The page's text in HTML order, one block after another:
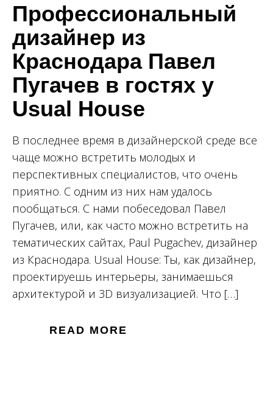
Профессиональный
дизайнер из
Краснодара Павел
Пугачев в гостях у
Usual House
В последнее время в дизайнерской среде все
чаще можно встретить молодых и
перспективных специалистов, что очень
приятно. С одним из них нам удалось
пообщаться. С нами побеседовал Павел
Пугачев, или, как часто можно встретить на
тематических сайтах, Paul Pugachev, дизайнер
из Краснодара. Usual House: Ты, как дизайнер,
проектируешь интерьеры, занимаешься
архитектурой и 3D визуализацией. Что […]
READ MORE